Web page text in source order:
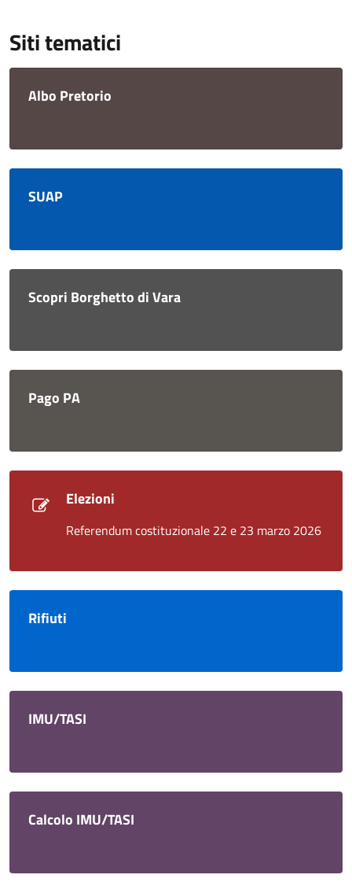
Siti tematici
Albo Pretorio
SUAP
Scopri Borghetto di Vara
Pago PA
Elezioni
Referendum costituzionale 22 e 23 marzo 2026
Rifiuti
IMU/TASI
Calcolo IMU/TASI